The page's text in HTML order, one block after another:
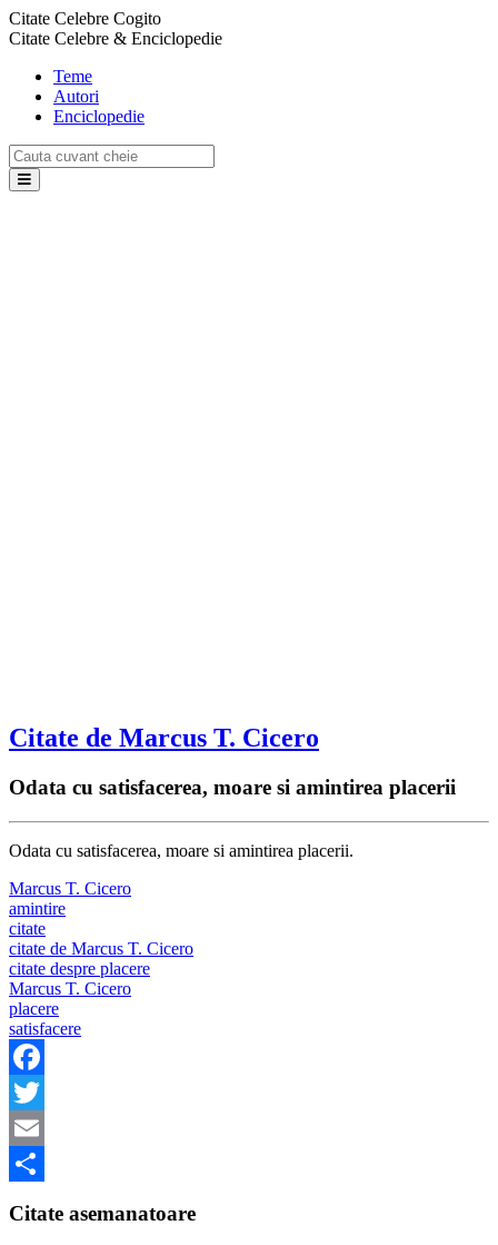
Citate Celebre Cogito
Citate Celebre & Enciclopedie
Teme
Autori
Enciclopedie
Citate de Marcus T. Cicero
Odata cu satisfacerea, moare si amintirea placerii
Odata cu satisfacerea, moare si amintirea placerii.
Marcus T. Cicero
amintire
citate
citate de Marcus T. Cicero
citate despre placere
Marcus T. Cicero
placere
satisfacere
Facebook
Twitter
Email
Citate asemanatoare